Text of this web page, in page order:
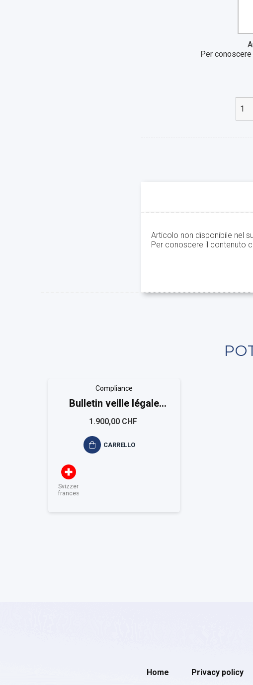
Per
Articolo non disponibile nel
Per conoscere il contenuto
Compliance
Bulletin veille légale
EASYCOMPLIANCE
1.900,00 CHF
CARRELLO
Svizzera
francese
Home Privacy policy